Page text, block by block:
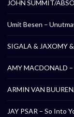
JOHN SUMMIT/
Umit Besen –
SIGALA & JAXOMY
AMY MACDONALD
ARMIN VAN
JAY PSAR – So Into